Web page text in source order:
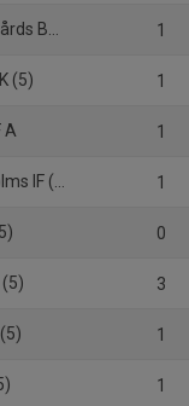
BK (5) 1
(5) 1
A 1
IF (5) 1
0
(5) 3
1
1